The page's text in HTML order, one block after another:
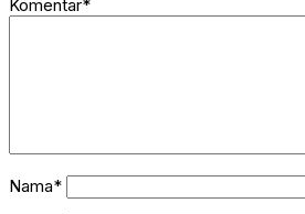
Komentar*
Nama*